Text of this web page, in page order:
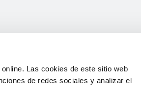
Las cookies de este sitio web
de redes sociales y analizar el